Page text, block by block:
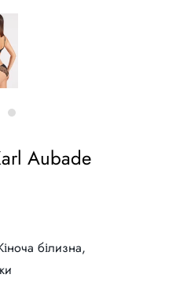
Aubade
білизна,